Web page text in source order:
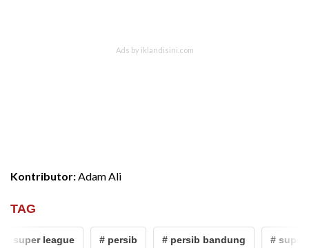
Kontributor:Adam Ali
TAG
super league # persib # persib bandung # super